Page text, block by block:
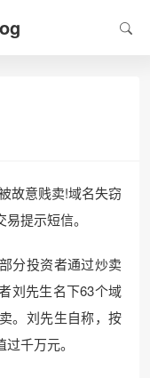
故意贱卖!域名失窃
提示短信。
分投资者通过炒卖
刘先生名下63个域
。刘先生自称，按
千万元。